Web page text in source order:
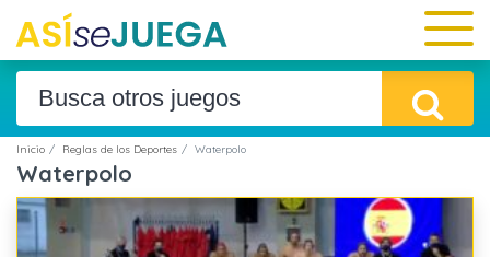
Inicio Reglas de los Deportes Waterpolo
Waterpolo